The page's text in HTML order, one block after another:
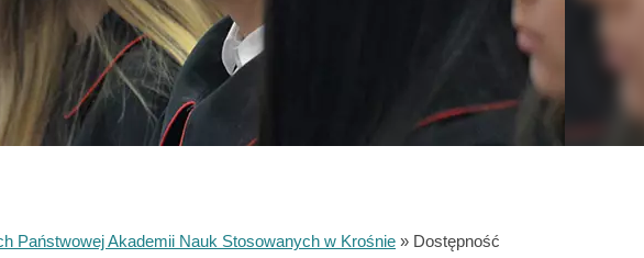
Państwowej Akademii Nauk Stosowanych w Krośnie » Dostępność